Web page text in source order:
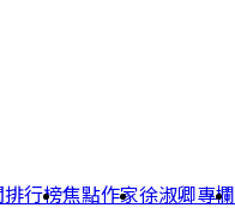
排行榜焦點作家徐淑卿專欄